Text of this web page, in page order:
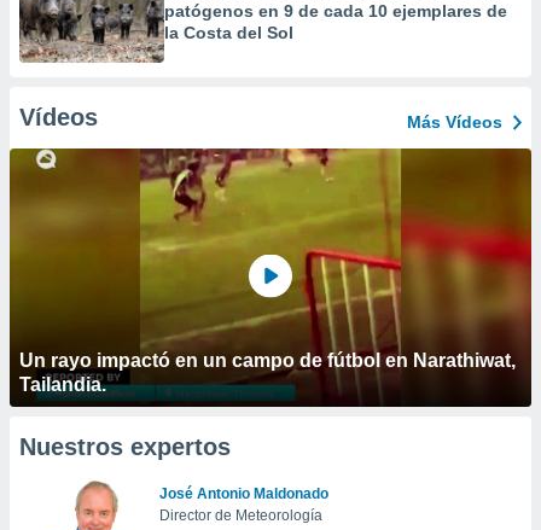
patógenos en 9 de cada 10 ejemplares de
la Costa del Sol
Vídeos Más Vídeos
Un rayo impactó en un campo de fútbol en Narathiwat,
Tailandia.
Nuestros expertos
José Antonio Maldonado
Director de Meteorología